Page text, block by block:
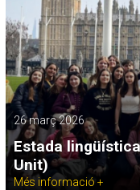
26 març 2026
Estada
Unit)
Més informació +